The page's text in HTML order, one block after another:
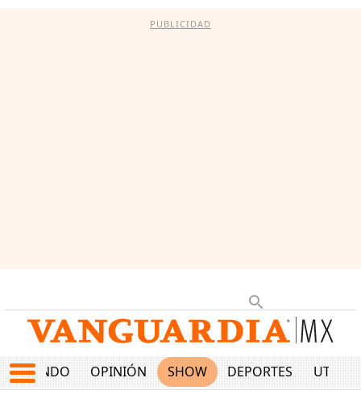
PUBLICIDAD
MUNDO OPINIÓN SHOW DEPORTES